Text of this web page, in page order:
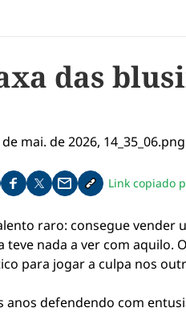
das
pelo whatsapp
Compartilhar no facebook
Compartilhar no twitter
Compartilhe pelo email
Copiar link da
Link copiado
raro: consegue vender
teve nada a ver com aquilo.
para jogar a culpa nos
anos defendendo com